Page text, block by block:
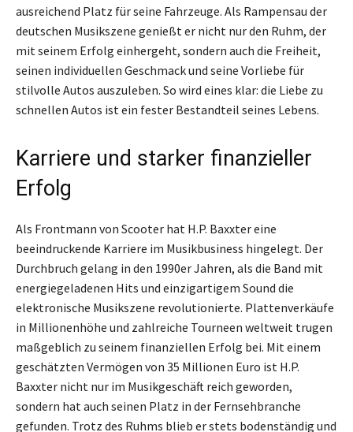
ausreichend Platz für seine Fahrzeuge. Als Rampensau der
deutschen Musikszene genießt er nicht nur den Ruhm, der
mit seinem Erfolg einhergeht, sondern auch die Freiheit,
seinen individuellen Geschmack und seine Vorliebe für
stilvolle Autos auszuleben. So wird eines klar: die Liebe zu
schnellen Autos ist ein fester Bestandteil seines Lebens.
Karriere und starker finanzieller
Erfolg
Als Frontmann von Scooter hat H.P. Baxxter eine
beeindruckende Karriere im Musikbusiness hingelegt. Der
Durchbruch gelang in den 1990er Jahren, als die Band mit
energiegeladenen Hits und einzigartigem Sound die
elektronische Musikszene revolutionierte. Plattenverkäufe
in Millionenhöhe und zahlreiche Tourneen weltweit trugen
maßgeblich zu seinem finanziellen Erfolg bei. Mit einem
geschätzten Vermögen von 35 Millionen Euro ist H.P.
Baxxter nicht nur im Musikgeschäft reich geworden,
sondern hat auch seinen Platz in der Fernsehbranche
gefunden. Trotz des Ruhms blieb er stets bodenständig und